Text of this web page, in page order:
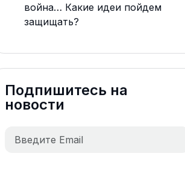
война… Какие идеи пойдем
защищать?
Подпишитесь на
новости